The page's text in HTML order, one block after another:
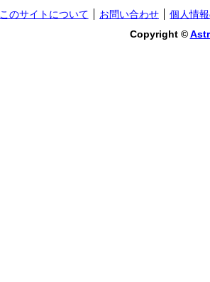
このサイトについて お問い合わせ
個人情
Copyright ©